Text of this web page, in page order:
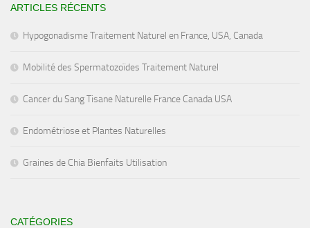
ARTICLES RÉCENTS
Hypogonadisme Traitement Naturel en France, USA, Canada
Mobilité des Spermatozoïdes Traitement Naturel
Cancer du Sang Tisane Naturelle France Canada USA
Endométriose et Plantes Naturelles
Graines de Chia Bienfaits Utilisation
CATÉGORIES